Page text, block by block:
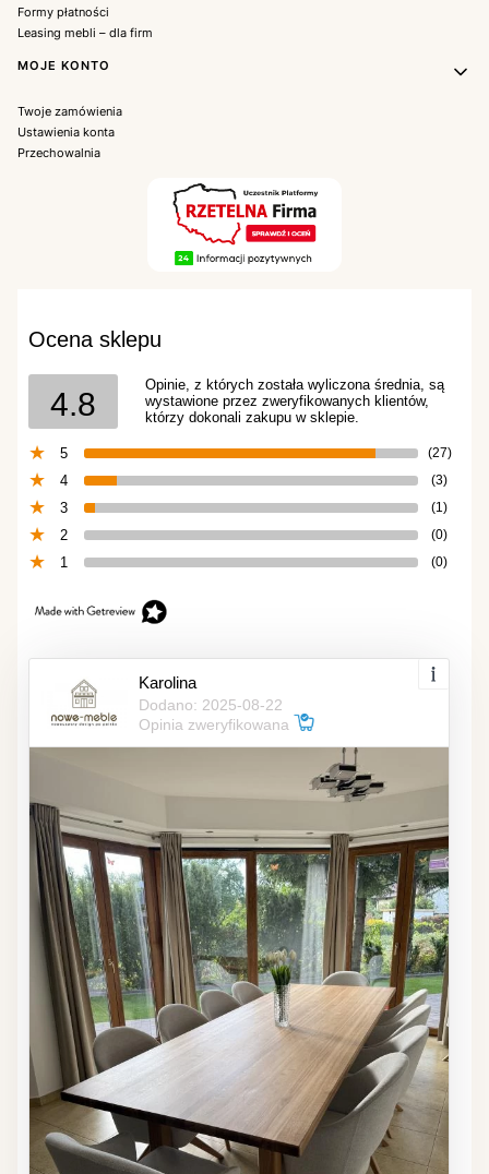
Formy płatności
Leasing mebli – dla firm
MOJE KONTO
Twoje zamówienia
Ustawienia konta
Przechowalnia
Ocena sklepu
4.8
Opinie, z których została wyliczona średnia, są
wystawione przez zweryfikowanych klientów,
którzy dokonali zakupu w sklepie.
5 (27)
4 (3)
3 (1)
2 (0)
1 (0)
Karolina
Dodano: 2025-08-22
Opinia zweryfikowana